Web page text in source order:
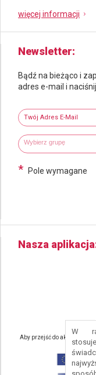
W
więcej informacji
Newsletter
Bądź na bieżąco i
adres e-mail i
Twój adres e-mail
Wybierz grupy
Wpisz wyszukiwaną fraze
* Pole wymagane
Nasza aplikacja
Aby przejść do aktualności